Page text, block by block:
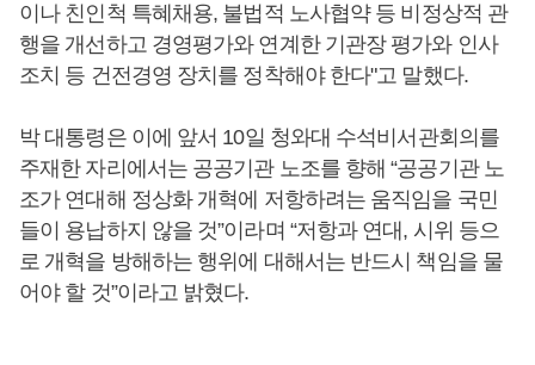
이나 친인척 특혜채용, 불법적 노사협약 등 비정상적 관
행을 개선하고 경영평가와 연계한 기관장 평가와 인사
조치 등 건전경영 장치를 정착해야 한다"고 말했다.
박 대통령은 이에 앞서 10일 청와대 수석비서관회의를
주재한 자리에서는 공공기관 노조를 향해 “공공기관 노
조가 연대해 정상화 개혁에 저항하려는 움직임을 국민
들이 용납하지 않을 것”이라며 “저항과 연대, 시위 등으
로 개혁을 방해하는 행위에 대해서는 반드시 책임을 물
어야 할 것”이라고 밝혔다.